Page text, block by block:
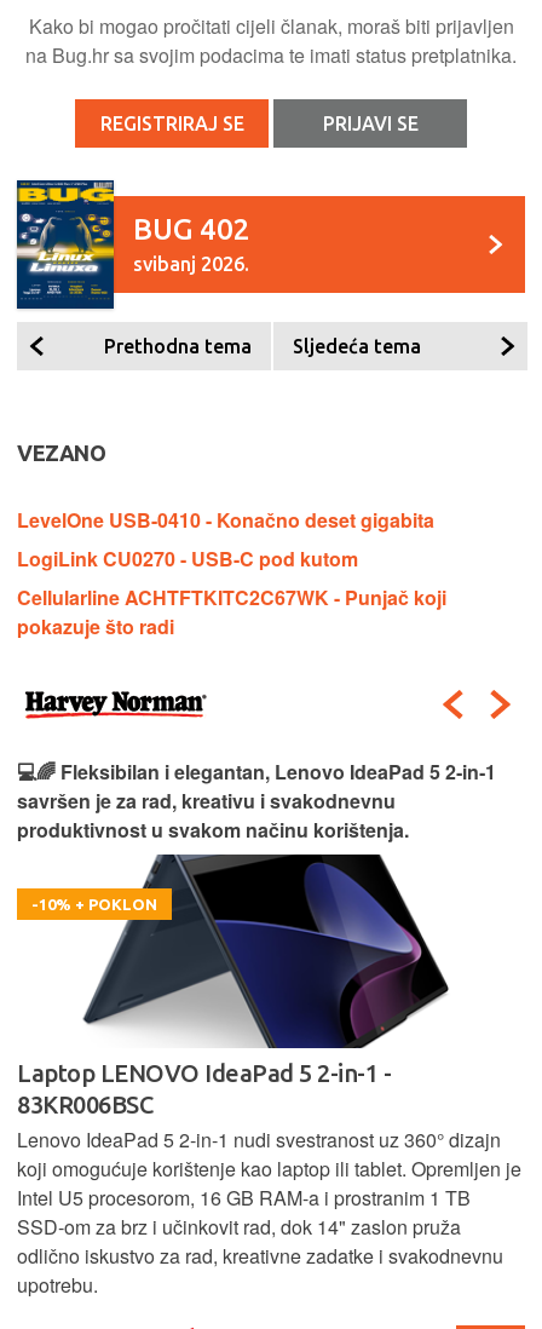
Kako bi mogao pročitati cijeli članak, moraš biti prijavljen
na Bug.hr sa svojim podacima te imati status pretplatnika.
REGISTRIRAJ SE PRIJAVI SE
BUG 402
svibanj 2026.
Prethodna tema Sljedeća tema
VEZANO
LevelOne USB-0410 - Konačno deset gigabita
LogiLink CU0270 - USB-C pod kutom
Cellularline ACHTFTKITC2C67WK - Punjač koji
pokazuje što radi
💻🌈 Fleksibilan i elegantan, Lenovo IdeaPad 5 2‑in‑1
savršen je za rad, kreativu i svakodnevnu
produktivnost u svakom načinu korištenja.
-10% + POKLON
Laptop LENOVO IdeaPad 5 2-in-1 -
83KR006BSC
Lenovo IdeaPad 5 2‑in‑1 nudi svestranost uz 360° dizajn
koji omogućuje korištenje kao laptop ili tablet. Opremljen je
Intel U5 procesorom, 16 GB RAM-a i prostranim 1 TB
SSD‑om za brz i učinkovit rad, dok 14" zaslon pruža
odlično iskustvo za rad, kreativne zadatke i svakodnevnu
upotrebu.